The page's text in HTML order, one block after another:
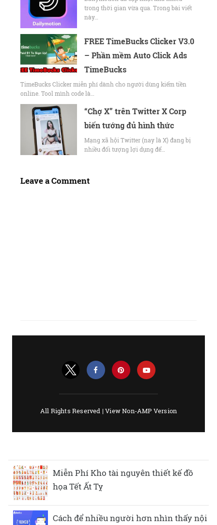
Miễn Phí Kho tài nguyên thiết kế đồ
họa Tết Ất Tỵ
Cách để nhiều người hơn nhìn thấy nội